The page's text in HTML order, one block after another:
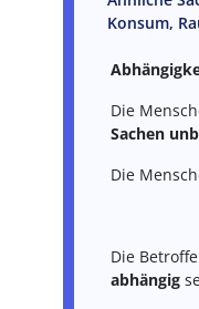
Konsum,
Die
Sachen
Die
Die
abhängig